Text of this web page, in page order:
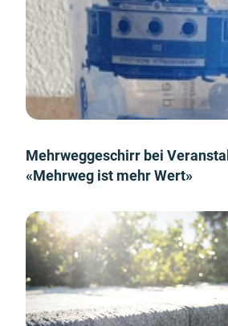
Mehrweggeschirr bei
«Mehrweg ist mehr Wert»